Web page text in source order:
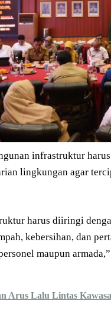
infrastruktur
lingkungan agar
harus diiringi
kebersihan, dan
maupun
Arus Lalu Lintas